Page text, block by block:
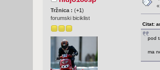
Tržnica :(+1)
forumski biciklist
Citat:
pod
ma